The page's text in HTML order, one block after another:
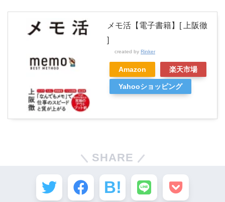
メモ活【電子書籍】[ 上阪徹
]
created by Rinker
Amazon 楽天市場
Yahooショッピング
SHARE